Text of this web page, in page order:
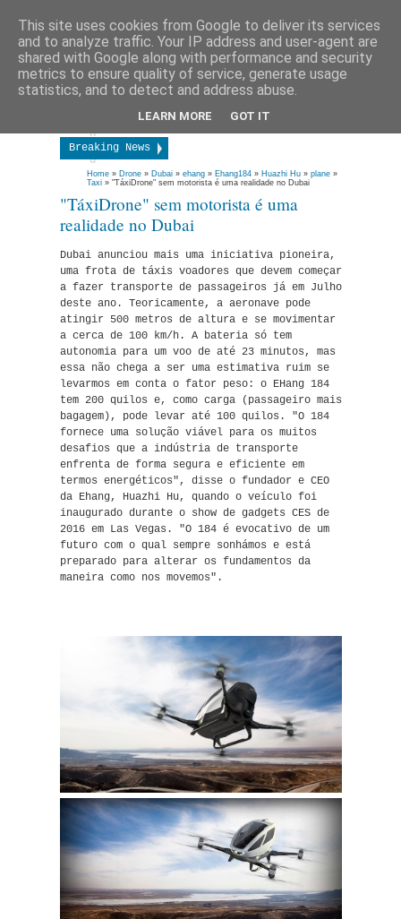
≡ M
n
u
Breaking News
Ferox Azaris o ATV de Marte
Robot faz salto mortal para trás... medooooo!!!
"TáxiDrone" sem motorista é uma realidade no Dubai
Hum Rider é um Grand Cherokee "Transformer"
Mota BMW do Futuro elimina a necessidade de usar capacete
Transformer REAL - BMW Série 3 Coupé
Cápsula resistente a sismos e tsunamis
Asus ZenFone Max Pro (M2) disponivel em Portugal
Home» Drone» Dubai» ehang» Ehang184» Huazhi Hu» plane»
Taxi» "TáxiDrone" sem motorista é uma realidade no Dubai
"TáxiDrone" sem motorista é uma
realidade no Dubai
Peter M
13:06
No Comment
Dubai anunciou mais uma iniciativa pioneira,
uma frota de táxis voadores que devem começar
a fazer transporte de passageiros já em Julho
deste ano. Teoricamente, a aeronave pode
atingir 500 metros de altura e se movimentar
a cerca de 100 km/h. A bateria só tem
autonomia para um voo de até 23 minutos, mas
essa não chega a ser uma estimativa ruim se
levarmos em conta o fator peso: o EHang 184
tem 200 quilos e, como carga (passageiro mais
bagagem), pode levar até 100 quilos. "O 184
fornece uma solução viável para os muitos
desafios que a indústria de transporte
enfrenta de forma segura e eficiente em
termos energéticos", disse o fundador e CEO
da Ehang, Huazhi Hu, quando o veículo foi
inaugurado durante o show de gadgets CES de
2016 em Las Vegas. "O 184 é evocativo de um
futuro com o qual sempre sonhámos e está
preparado para alterar os fundamentos da
maneira como nos movemos".
This site uses cookies from Google to deliver its services
and to analyze traffic. Your IP address and user-agent are
shared with Google along with performance and security
metrics to ensure quality of service, generate usage
statistics, and to detect and address abuse.
LEARN MORE GOT IT